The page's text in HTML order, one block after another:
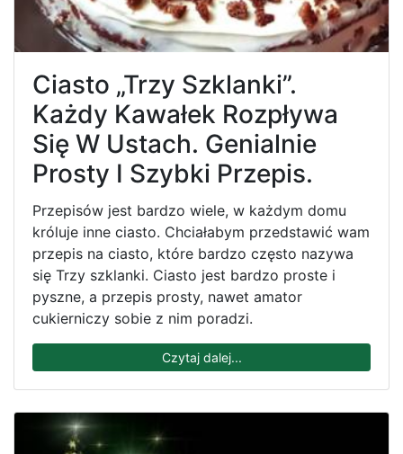
Ciasto „Trzy Szklanki”.
Każdy Kawałek Rozpływa
Się W Ustach. Genialnie
Prosty I Szybki Przepis.
Przepisów jest bardzo wiele, w każdym domu
króluje inne ciasto. Chciałabym przedstawić wam
przepis na ciasto, które bardzo często nazywa
się Trzy szklanki. Ciasto jest bardzo proste i
pyszne, a przepis prosty, nawet amator
cukierniczy sobie z nim poradzi.
Czytaj dalej...